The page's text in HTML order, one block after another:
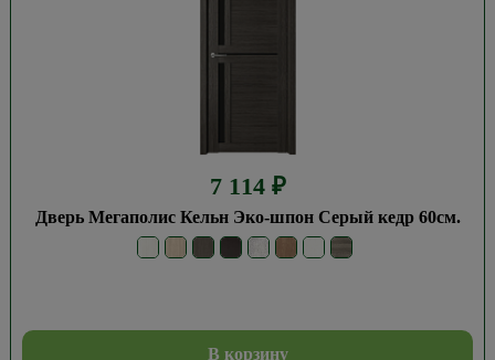
7 114 ₽
Дверь Мегаполис Кельн Эко-шпон Серый кедр 60см.
В корзину